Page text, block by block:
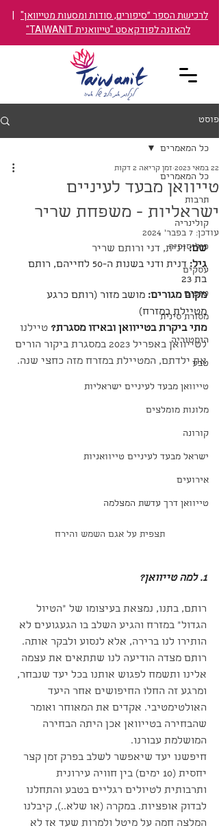
לרכישת הספר ״סיפורים, סודות ומסעות מטייוואן" |
להאזנה לפודקאסט "טייוואנית TAIWANIT"
פוסט
כל המאמרים
תרבות
קולינריה
פילוסופיה
עסקים
טיפים
מסורת סינית
היסטוריה
טבע
טייוואן מבעד לעיניים ישראליות
מלונות מומלצים
קורונה
ישראל מבעד לעיניים טייוואניות
אירועים
טייוואן דרך עדשת המצלמה
כל המאמרים
טייוואן מבעד לעיניים
ישראליות - משפחת שריר
22 במאי 2023 זמן קריאה 2 דקות
עודכן: 7 בפבר׳ 2024
שם: דנית, דני ורותם שריר
גיל:
דנית ודני בשנות ה-50 לחייהם, רותם
בת 23
מקום מגורים: מושב מזור (רותם כרגע
מטיילת במזרח)
מתי ביקרת בטייוואן ובאיזו מסגרת? טיילנו
לטייוואן באפריל 2023 במסגרת ביקור הורים
את ילדתם, המטיילת במזרח מזה כחצי שנה.
תצפית על אגם השמש והירח
1. למה טייוואן?
רותם, בתנו, נמצאת בעיצומו של "הטיול
הגדול" במזרח והגיע השלב בו הגעגועים לא
הותירו לנו ברירה, אלא לנסוע ולבקר אותה.
רותם מצדה הודיעה לנו שתתאים את עצמה
אלינו ותשמח לפגוש אותנו בכל יעד שנבחר,
ומרגע זה החלו החיפושים אחר היעד
האולטימטיבי. אקדים את המאוחר ואומר
שהבחירה בטייוואן אכן היתה הבחירה
המושלמת עבורנו.
חיפשנו יעד שיאפשר לשלב בפרק זמן קצר
יחסית (10 ימים) בין חוויה עירונית
ותרבותית לטיולים רגליים בטבע והתחלנו
לבדוק אופציות. במקרה (או שלא..), קיבלנו
המלצה חמה על מיטל ולמרות שעד אז לא